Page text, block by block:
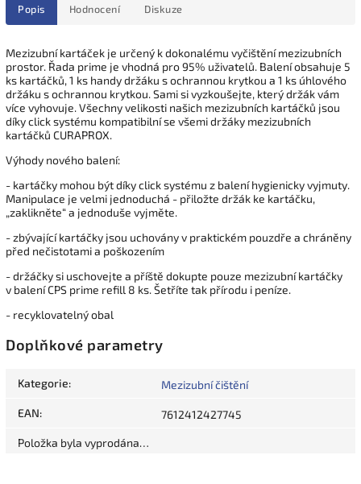
Popis Hodnocení Diskuze
Mezizubní kartáček je určený k dokonalému vyčištění mezizubních
prostor. Řada prime je vhodná pro 95% uživatelů. Balení obsahuje 5
ks kartáčků, 1 ks handy držáku s ochrannou krytkou a 1 ks úhlového
držáku s ochrannou krytkou. Sami si vyzkoušejte, který držák vám
více vyhovuje. Všechny velikosti našich mezizubních kartáčků jsou
díky click systému kompatibilní se všemi držáky mezizubních
kartáčků CURAPROX.
Výhody nového balení:
- kartáčky mohou být díky click systému z balení hygienicky vyjmuty.
Manipulace je velmi jednoduchá - přiložte držák ke kartáčku,
„zaklikněte“ a jednoduše vyjměte.
- zbývající kartáčky jsou uchovány v praktickém pouzdře a chráněny
před nečistotami a poškozením
- držáčky si uschovejte a příště dokupte pouze mezizubní kartáčky
v balení CPS prime refill 8 ks. Šetříte tak přírodu i peníze.
- recyklovatelný obal
Doplňkové parametry
Kategorie: Mezizubní čištění
EAN: 7612412427745
Položka byla vyprodána…